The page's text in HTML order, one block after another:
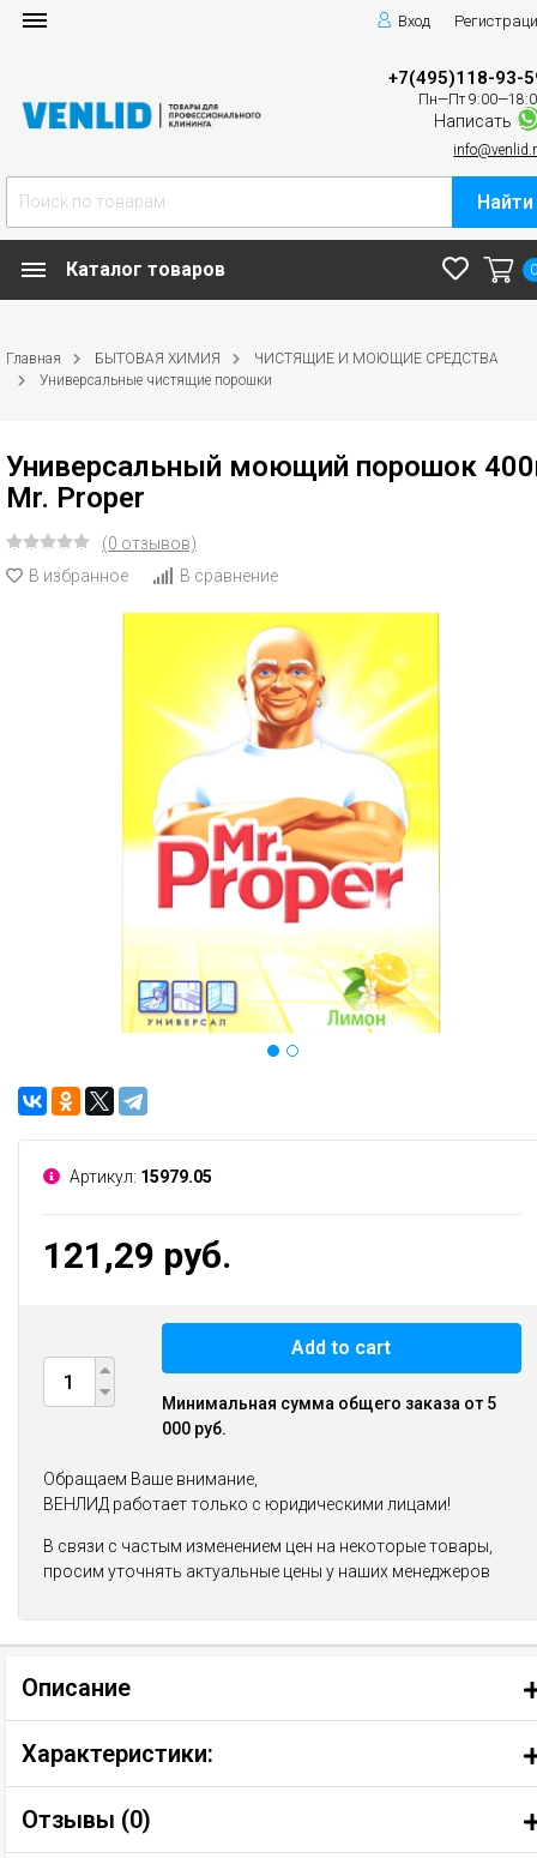
Вход
+7(495)118-93-
Пн—Пт
Написать
Найти
Каталог товаров
Главная БЫТОВАЯ ХИМИЯ
ЧИСТЯЩИЕ И МОЮЩИЕ СРЕДСТВА
Универсальные чистящие порошки
Универсальный моющий порошок
Mr. Proper
(0 отзывов)
В избранное
В сравнение
Артикул: 15979.05
121,29 руб.
Add to cart
Минимальная сумма общего заказа от 5
000 руб.
Обращаем Ваше внимание,
ВЕНЛИД работает только с юридическими лицами!
В связи с частым изменением цен на некоторые товары,
просим уточнять актуальные цены у наших менеджеров
Описание
Характеристики:
Отзывы (0)